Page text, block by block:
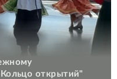
открытий"